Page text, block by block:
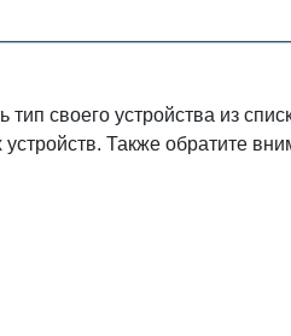
своего устройства из
Также обратите